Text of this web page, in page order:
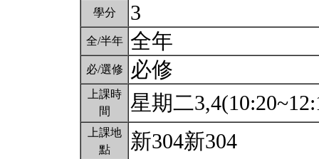
學分 3
全/半年 全年
必/選修 必修
上課時
間
星期二
上課地
點
新304新304